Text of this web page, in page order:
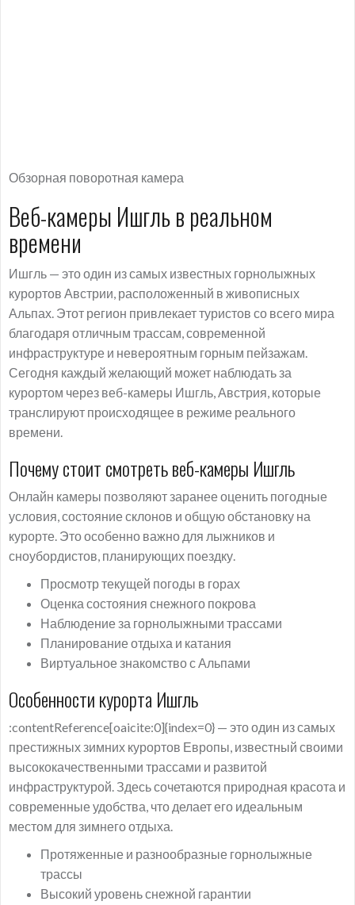
Обзорная поворотная камера
Веб-камеры Ишгль в реальном
времени
Ишгль — это один из самых известных горнолыжных
курортов Австрии, расположенный в живописных
Альпах. Этот регион привлекает туристов со всего мира
благодаря отличным трассам, современной
инфраструктуре и невероятным горным пейзажам.
Сегодня каждый желающий может наблюдать за
курортом через веб-камеры Ишгль, Австрия, которые
транслируют происходящее в режиме реального
времени.
Почему стоит смотреть веб-камеры Ишгль
Онлайн камеры позволяют заранее оценить погодные
условия, состояние склонов и общую обстановку на
курорте. Это особенно важно для лыжников и
сноубордистов, планирующих поездку.
Просмотр текущей погоды в горах
Оценка состояния снежного покрова
Наблюдение за горнолыжными трассами
Планирование отдыха и катания
Виртуальное знакомство с Альпами
Особенности курорта Ишгль
:contentReference[oaicite:0]{index=0} — это один из самых
престижных зимних курортов Европы, известный своими
высококачественными трассами и развитой
инфраструктурой. Здесь сочетаются природная красота и
современные удобства, что делает его идеальным
местом для зимнего отдыха.
Протяженные и разнообразные горнолыжные
трассы
Высокий уровень снежной гарантии